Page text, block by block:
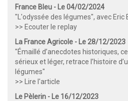
France Bleu - Le 04/02/2024
"L'odyssée des légumes", avec Eric
>> Ecouter le replay
La France Agricole - Le 28/12/2023
"Émaillé d’anecdotes historiques,
sérieux et léger, retrace l’histoire
légumes"
>> Lire l'article
Le Pèlerin - Le 16/12/2023